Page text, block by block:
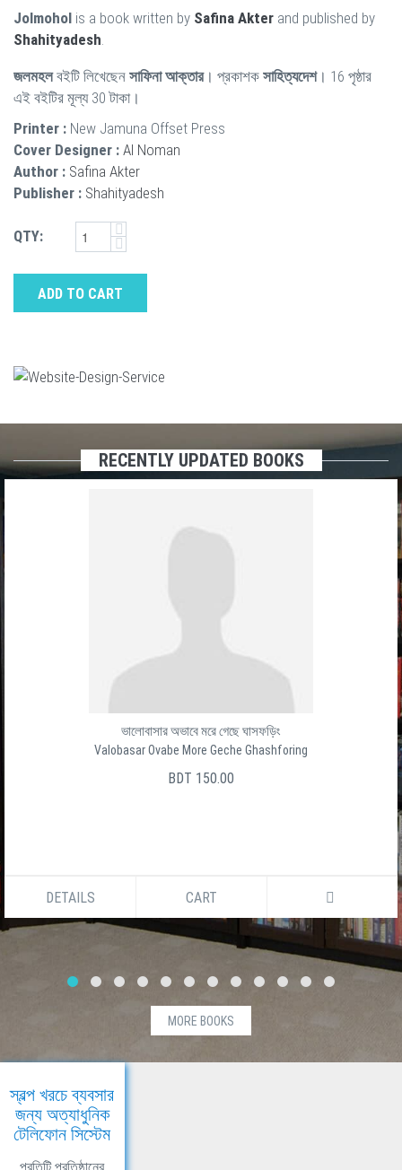
Jolmohol is a book written by Safina Akter and published by
Shahityadesh
জলমহলবইটি লিখেছেন সাফিনা আক্তার। প্রকাশক সাহিত্যদেশ। 16 পৃষ্ঠার
এই বইটির মূল্য 30 টাকা।
Printer : New Jamuna Offset Press
Cover Designer : Al Noman
Author : Safina Akter
Publisher : Shahityadesh
QTY:
ADD TO CART
RECENTLY UPDATED BOOKS
ভালোবাসার অভাবে মরে গেছে ঘাসফড়িং
Valobasar Ovabe More Geche Ghashforing
BDT 150.00
DETAILS CART
MORE BOOKS
স্বল্প খরচে ব্যবসার
জন্য অত্যাধুনিক
টেলিফোন সিস্টেম